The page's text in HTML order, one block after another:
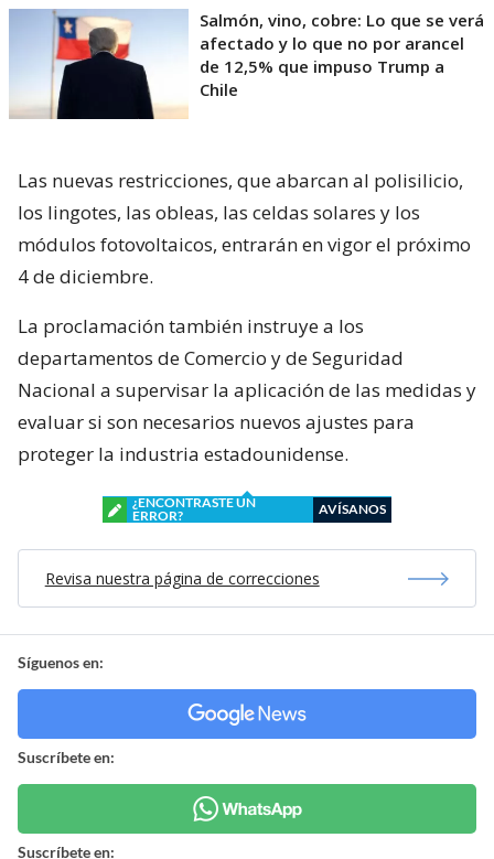
Salmón, vino, cobre: Lo que se verá
afectado y lo que no por arancel
de 12,5% que impuso Trump a
Chile
Las nuevas restricciones, que abarcan al polisilicio,
los lingotes, las obleas, las celdas solares y los
módulos fotovoltaicos, entrarán en vigor el próximo
4 de diciembre.
La proclamación también instruye a los
departamentos de Comercio y de Seguridad
Nacional a supervisar la aplicación de las medidas y
evaluar si son necesarios nuevos ajustes para
proteger la industria estadounidense.
¿ENCONTRASTE UN
ERROR?
AVÍSANOS
Revisa nuestra página de correcciones
Síguenos en:
Suscríbete en:
Suscríbete en: